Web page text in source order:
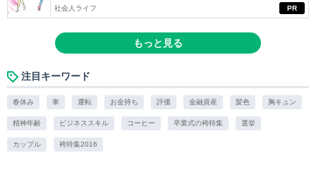
PR
社会人ライフ
もっと見る
注目キーワード
春休み 車 運転 お金持ち 評価 金融資産 髪色 胸キュン
精神年齢 ビジネススキル コーヒー 卒業式の袴特集 選挙
カップル 袴特集2016